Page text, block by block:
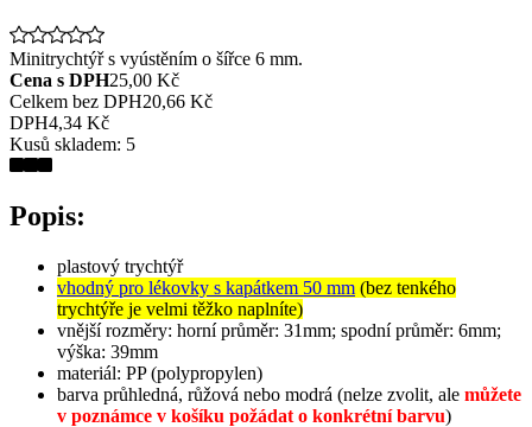
Minitrychtýř s vyústěním o šířce 6 mm.
Cena s DPH25,00 Kč
Celkem bez DPH20,66 Kč
DPH4,34 Kč
Kusů skladem: 5
Popis:
plastový trychtýř
vhodný pro lékovky s kapátkem 50 mm (bez tenkého
trychtýře je velmi těžko naplníte)
vnější rozměry: horní průměr: 31mm; spodní průměr: 6mm;
výška: 39mm
materiál: PP (polypropylen)
barva průhledná, růžová nebo modrá (nelze zvolit, ale můžete
v poznámce v košíku požádat o konkrétní barvu)